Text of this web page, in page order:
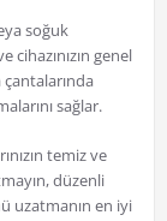
soğuk
genel
çantalarında
sağlar.
temiz ve
düzenli
uzatmanın en iyi